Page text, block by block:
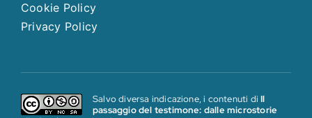
Cookie Policy
Privacy Policy
Salvo diversa indicazione, i contenuti diIl
passaggio del testimone: dalle microstorie